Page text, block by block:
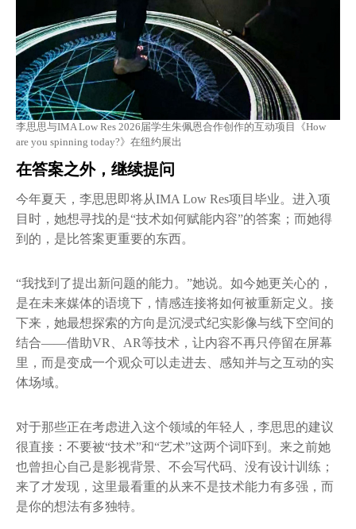
李思思与IMA Low Res 2026届学生朱佩恩合作创作的互动项目《How
are you spinning today?》在纽约展出
在答案之外，继续提问
今年夏天，李思思即将从IMA Low Res项目毕业。进入项
目时，她想寻找的是“技术如何赋能内容”的答案；而她得
到的，是比答案更重要的东西。
“我找到了提出新问题的能力。”她说。如今她更关心的，
是在未来媒体的语境下，情感连接将如何被重新定义。接
下来，她最想探索的方向是沉浸式纪实影像与线下空间的
结合——借助VR、AR等技术，让内容不再只停留在屏幕
里，而是变成一个观众可以走进去、感知并与之互动的实
体场域。
对于那些正在考虑进入这个领域的年轻人，李思思的建议
很直接：不要被“技术”和“艺术”这两个词吓到。来之前她
也曾担心自己是影视背景、不会写代码、没有设计训练；
来了才发现，这里最看重的从来不是技术能力有多强，而
是你的想法有多独特。